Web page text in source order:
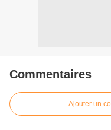
Commentaires
Ajouter un